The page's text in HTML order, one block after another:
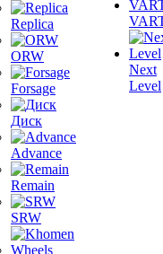
Replica
ORW
Forsage
Диск
Advance
Remain
SRW
Next
Level